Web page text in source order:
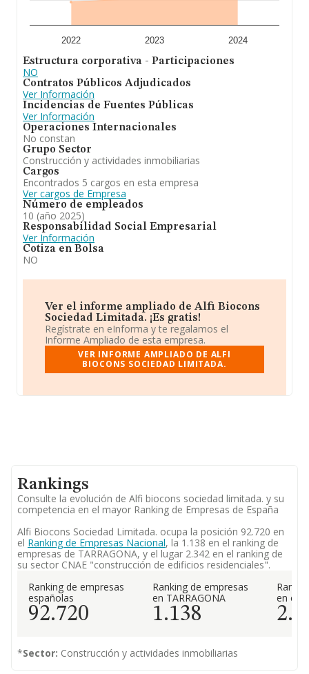
sectorial, la media de empleados de las empresas es de
años.
dedica a construcción de edificios en general y
bioconstrucción. En el ranking de sectores, la compañía
ha escalado posiciones respecto al 2023. Se ha
posicionado mejor en el ranking nacional (de todas las
empresas presentes en el territorio) frente al 2023.
2022 2023 2024
Estructura corporativa - Participaciones
NO
Contratos Públicos Adjudicados
Ver Información
Incidencias de Fuentes Públicas
Ver Información
Operaciones Internacionales
No constan
Grupo Sector
Construcción y actividades inmobiliarias
Cargos
Encontrados 5 cargos en esta empresa
Ver cargos de Empresa
Número de empleados
10 (año 2025)
Responsabilidad Social Empresarial
Ver Información
Cotiza en Bolsa
NO
Ver el informe ampliado de Alfi Biocons
Sociedad Limitada. ¡Es gratis!
Regístrate en eInforma y te regalamos el
Informe Ampliado de esta empresa.
VER INFORME AMPLIADO DE ALFI
BIOCONS SOCIEDAD LIMITADA.
Rankings
Consulte la evolución de Alfi biocons sociedad limitada. y su
competencia en el mayor Ranking de Empresas de España
Alfi Biocons Sociedad Limitada. ocupa la posición 92.720 en
el Ranking de Empresas Nacional, la 1.138 en el ranking de
empresas de TARRAGONA, y el lugar 2.342 en el ranking de
su sector CNAE "construcción de edificios residenciales".
Ranking de empresas
españolas
92.720
Ranking de empresas
en TARRAGONA
1.138
en el
*Sector: Construcción y actividades inmobiliarias